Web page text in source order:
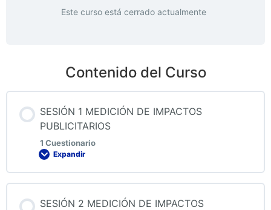
Este curso está cerrado actualmente
Contenido del Curso
SESIÓN 1 MEDICIÓN DE IMPACTOS
PUBLICITARIOS
1 Cuestionario
Expandir
SESIÓN 2 MEDICIÓN DE IMPACTOS